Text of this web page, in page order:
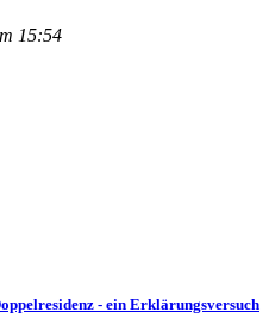
15:54
- ein Erklärungsversuch